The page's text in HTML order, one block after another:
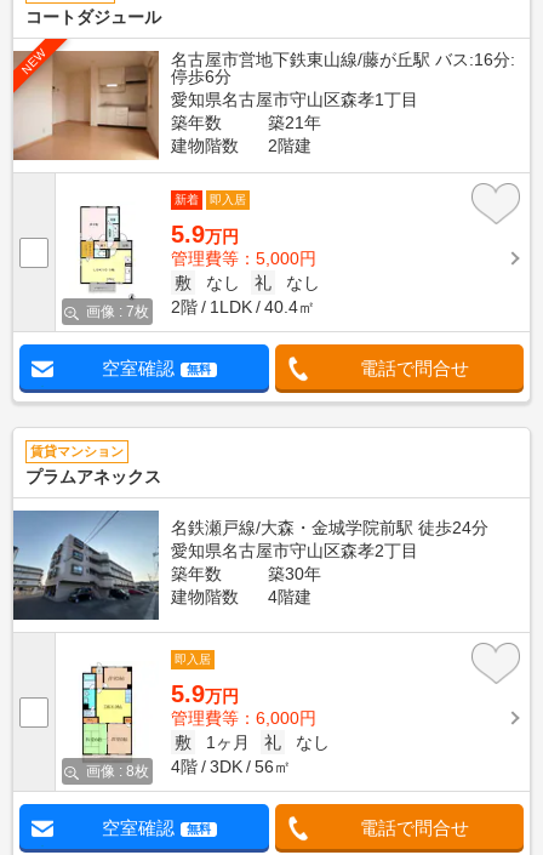
コートダジュール
NEW
名古屋市営地下鉄東山線/藤が丘駅 バス:16分:
停歩6分
愛知県名古屋市守山区森孝1丁目
築年数
築21年
建物階数
2階建
画像 : 7枚
新着 即入居
5.9万円
管理費等：5,000円
敷
なし 礼
なし
2階
1LDK 40.4㎡
空室確認 無料 電話で問合せ
賃貸マンション
プラムアネックス
名鉄瀬戸線/大森・金城学院前駅 徒歩24分
愛知県名古屋市守山区森孝2丁目
築年数
築30年
建物階数
4階建
画像 : 8枚
即入居
5.9万円
管理費等：6,000円
敷
1ヶ月 礼
なし
4階
3DK 56㎡
空室確認 無料 電話で問合せ